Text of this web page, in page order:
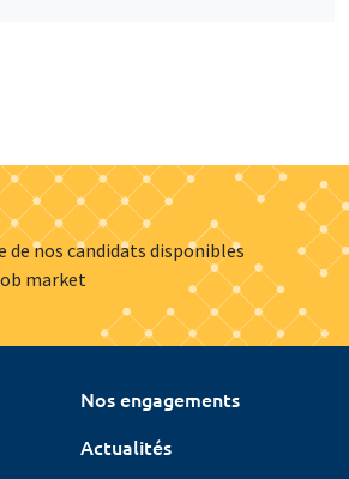
nos candidats disponibles
market
Nos engagements
Actualités